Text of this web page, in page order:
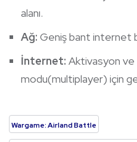
alanı.
Ağ: Geniş bant internet
İnternet: Aktivasyon ve
modu(multiplayer) için
Wargame: Airland Battle